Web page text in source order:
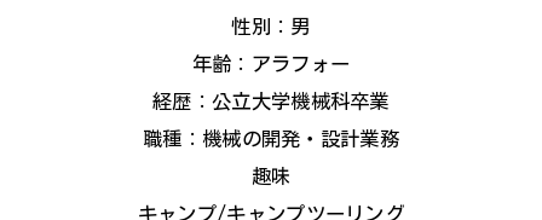
性別：男
年齢：アラフォー
経歴：公立大学機械科卒業
職種：機械の開発・設計業務
趣味
キャンプ/キャンプツーリング